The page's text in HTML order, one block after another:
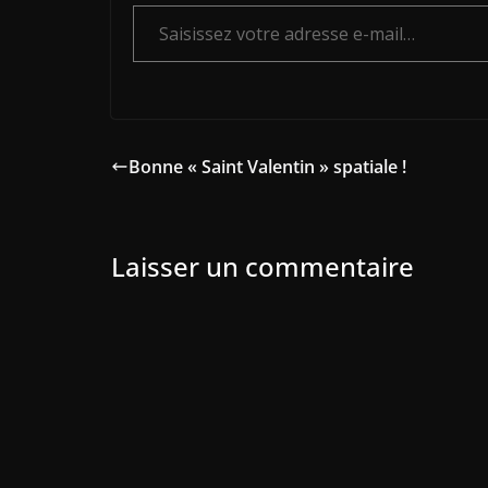
Bonne « Saint Valentin » spatiale !
Laisser un commentaire